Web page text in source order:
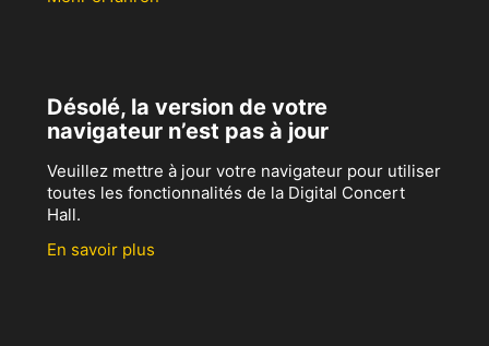
Désolé, la version de votre
navigateur n’est pas à jour
Veuillez mettre à jour votre navigateur pour utiliser
toutes les fonctionnalités de la Digital Concert
Hall.
En savoir plus